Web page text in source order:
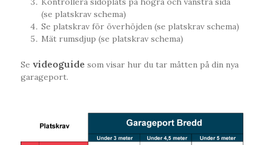
(se platskrav schema)
Se platskrav för överhöjden (se platskrav schema)
Mät rumsdjup (se platskrav schema)
Se videoguide som visar hur du tar måtten på din nya
garageport.